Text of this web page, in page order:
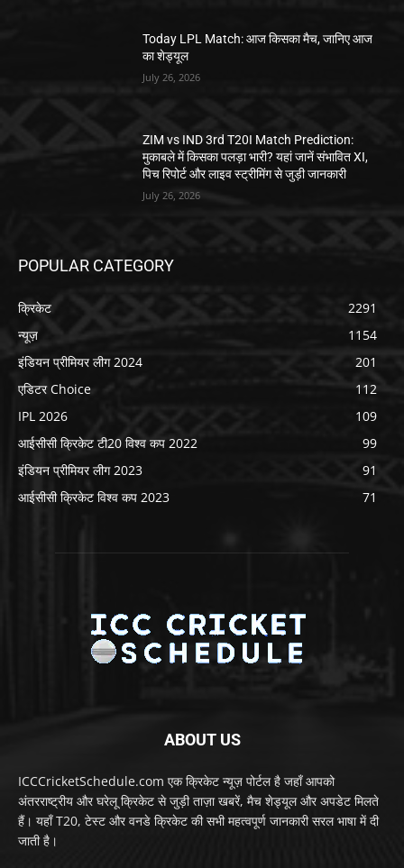
Today LPL Match: आज किसका मैच, जानिए आज
का शेड्यूल
July 26, 2026
ZIM vs IND 3rd T20I Match Prediction:
मुकाबले में किसका पलड़ा भारी? यहां जानें संभावित XI,
पिच रिपोर्ट और लाइव स्ट्रीमिंग से जुड़ी जानकारी
July 26, 2026
POPULAR CATEGORY
क्रिकेट
2291
न्यूज़
1154
इंडियन प्रीमियर लीग 2024
201
एडिटर Choice
112
IPL 2026
109
आईसीसी क्रिकेट टी20 विश्व कप 2022
99
इंडियन प्रीमियर लीग 2023
91
आईसीसी क्रिकेट विश्व कप 2023
71
ABOUT US
ICCCricketSchedule.com एक क्रिकेट न्यूज़ पोर्टल है जहाँ आपको
अंतरराष्ट्रीय और घरेलू क्रिकेट से जुड़ी ताज़ा खबरें, मैच शेड्यूल और अपडेट मिलते
हैं। यहाँ T20, टेस्ट और वनडे क्रिकेट की सभी महत्वपूर्ण जानकारी सरल भाषा में दी
जाती है।